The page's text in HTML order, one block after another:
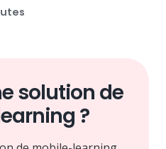
solution de
?